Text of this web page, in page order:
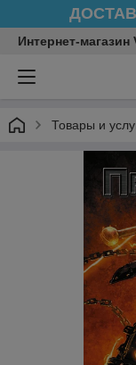
Интернет-магазин
Товары и